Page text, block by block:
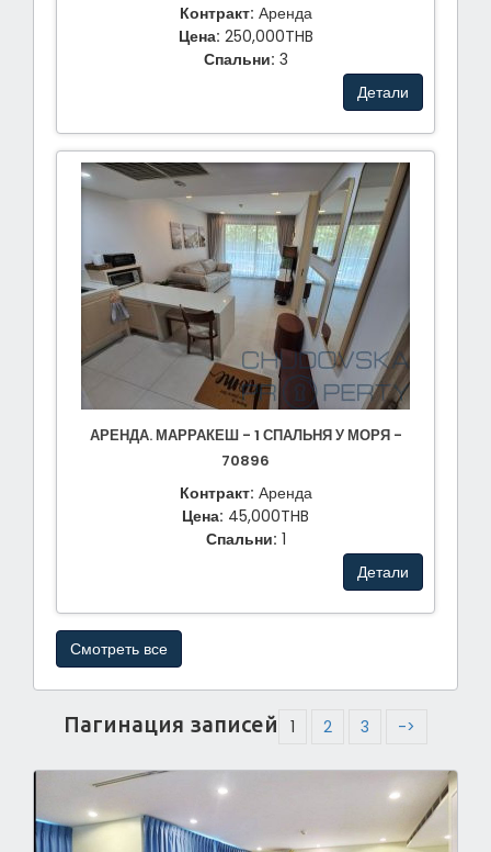
Контракт: Аренда
Цена: 250,000THB
Спальни: 3
Детали
АРЕНДА. МАРРАКЕШ - 1 СПАЛЬНЯ У МОРЯ -
70896
Контракт: Аренда
Цена: 45,000THB
Спальни: 1
Детали
Смотреть все
Пагинация записей 1 2 3 ->